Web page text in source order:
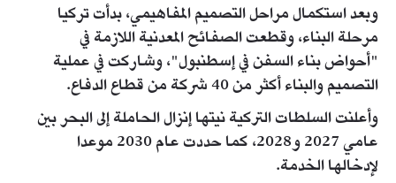
وبعد استكمال مراحل التصميم المفاهيمي، بدأت تركيا
مرحلة البناء، وقطعت الصفائح المعدنية اللازمة في
"أحواض بناء السفن في إسطنبول"، وشاركت في عملية
التصميم والبناء أكثر من 40 شركة من قطاع الدفاع.
وأعلنت السلطات التركية نيتها إنزال الحاملة إلى البحر بين
عامي 2027 و2028، كما حددت عام 2030 موعدا
لإدخالها الخدمة.